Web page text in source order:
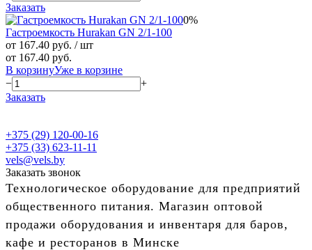
Заказать
0%
Гастроемкость Hurakan GN 2/1-100
от 167.40 руб. / шт
от 167.40 руб.
В корзинуУже в корзине
−
+
Заказать
+375 (29) 120-00-16
+375 (33) 623-11-11
vels@vels.by
Заказать звонок
Технологическое оборудование для предприятий
общественного питания. Магазин оптовой
продажи оборудования и инвентаря для баров,
кафе и ресторанов в Минске